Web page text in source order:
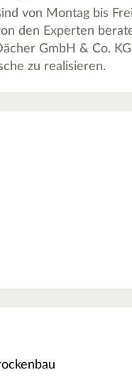
von Montag bis
den Experten
GmbH & Co.
zu realisieren.